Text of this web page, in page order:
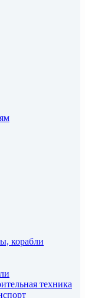
корабли
техника